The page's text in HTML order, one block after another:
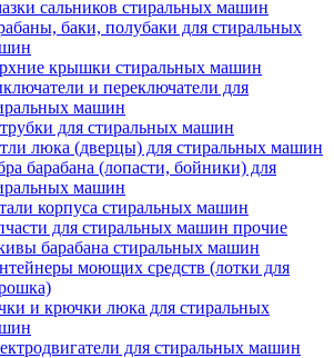
сальников стиральных машин
баки, полубаки для стиральных
крышки стиральных машин
и переключатели для
машин
для стиральных машин
люка (дверцы) для стиральных машин
барабана (лопасти, бойники) для
машин
корпуса стиральных машин
для стиральных машин прочие
барабана стиральных машин
моющих средств (лотки для
и крючки люка для стиральных
для стиральных машин